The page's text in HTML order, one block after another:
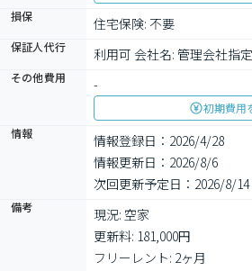
損保
住宅保険: 不要
保証人代行 利用可 会社名: 管理会社指
その他費用 -
初期費用
情報
情報登録日：2026/4/28
情報更新日：2026/8/6
次回更新予定日：2026/8/14
備考
現況: 空家
更新料: 181,000円
フリーレント: 2ヶ月